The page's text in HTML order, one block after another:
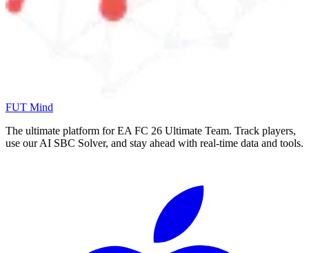
FUT Mind
The ultimate platform for EA FC 26 Ultimate Team. Track players,
use our AI SBC Solver, and stay ahead with real-time data and tools.